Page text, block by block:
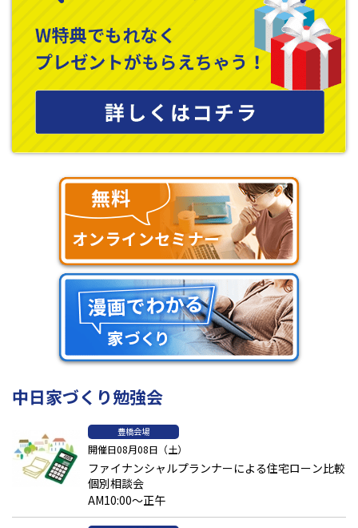
中日家づくり勉強会
豊橋会場
開催日08月08日（土）
ファイナンシャルプランナーによる住宅ローン比較
個別相談会
AM10:00～正午